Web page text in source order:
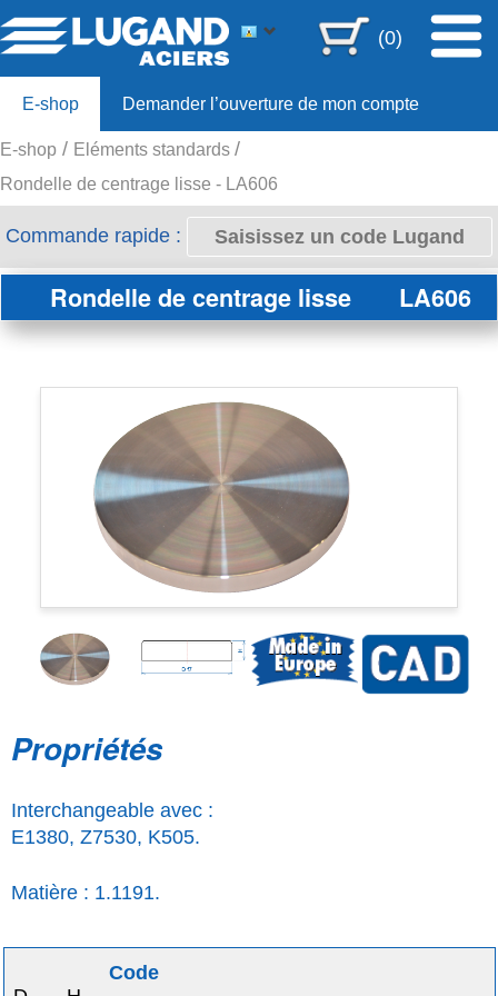
(0)
E-shop Demander l’ouverture de mon compte
Offre 80ans
E-shop
Eléments standards
Rondelle de centrage lisse - LA606
Commande rapide :
Rondelle de centrage lisse LA606
Propriétés
Interchangeable avec :
E1380, Z7530, K505.
Matière : 1.1191.
Code